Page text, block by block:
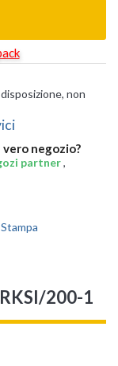
non
negozio?
partner,
Stampa
200-1